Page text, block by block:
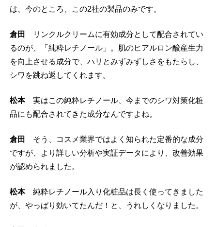
は、今のところ、この2社の製品のみです。
倉田
リンクルクリームに有効成分として配合されてい
るのが、「純粋レチノール」。肌のヒアルロン酸産生力
を向上させる成分で、ハリとみずみずしさをもたらし、
シワを跳ね返してくれます。
松本実はこの純粋レチノール、今までのシワ対策化粧
品にも配合されてきた成分なんですよね。
倉田
そう、コスメ業界ではよく知られた定番的な成分
ですが、より詳しい分析や実証データにより、改善効果
が認められました。
松本純粋レチノール入り化粧品は長く使ってきました
が、やっぱり効いてたんだ！と、うれしくなりました。